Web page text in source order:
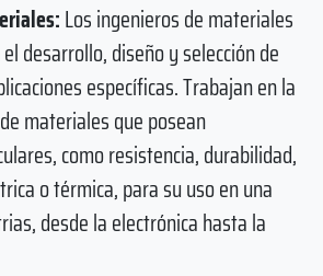
Los ingenieros de materiales
desarrollo, diseño y selección de
específicas. Trabajan en la
materiales que posean
como resistencia, durabilidad,
o térmica, para su uso en una
desde la electrónica hasta la